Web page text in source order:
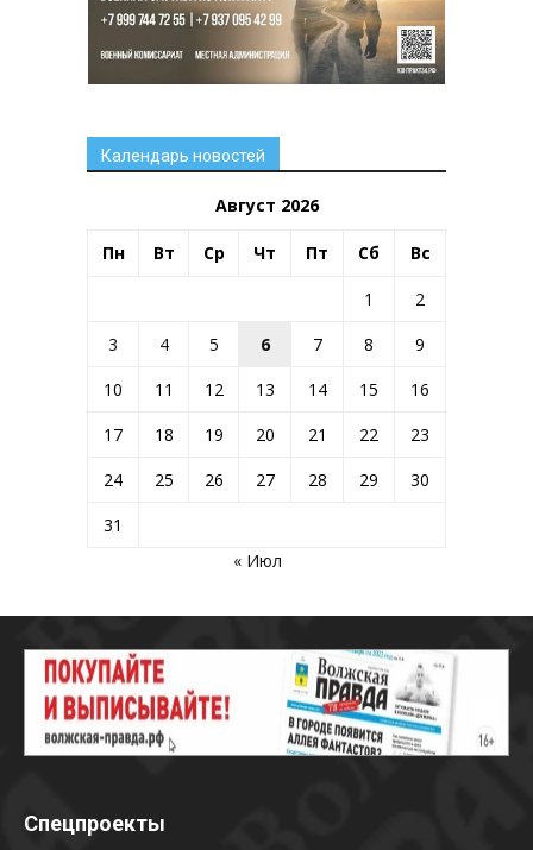
Календарь новостей
Август 2026
Пн Вт Ср Чт Пт Сб Вс
1
2
3
4 5 6 7 8
9
10
11 12 13 14 15
16
17
18 19 20 21 22
23
24
25 26 27 28 29
30
31
« Июл
Спецпроекты